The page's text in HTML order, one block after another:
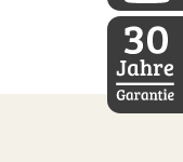
DDoptics